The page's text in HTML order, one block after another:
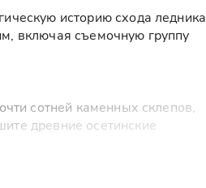
историю схода ледника
включая съемочную группу
сотней каменных склепов,
древние осетинские